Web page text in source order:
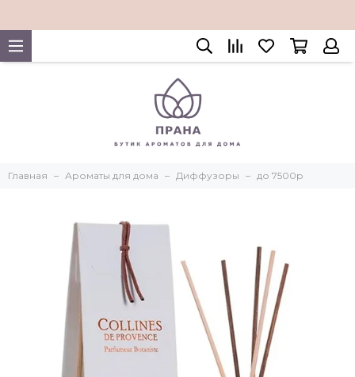
Главная Ароматы для дома Диффузоры до 7500р